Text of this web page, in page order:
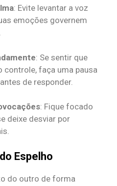
: Evite levantar a voz
emoções governem
: Se sentir que
controle, faça uma pausa
de responder.
: Fique focado
deixe desviar por
Espelho
do outro de forma